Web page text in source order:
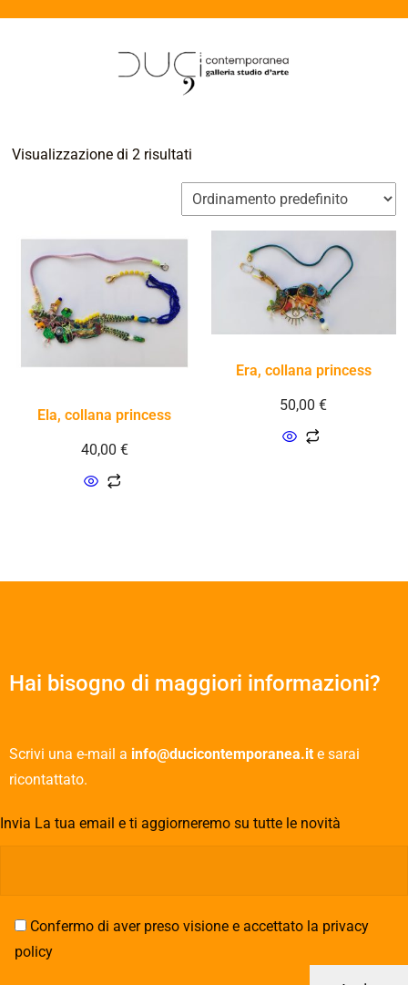
Visualizzazione di 2 risultati
Ela, collana princess
40,00 €
Era, collana princess
50,00€
Hai bisogno di maggiori informazioni?
Scrivi una e-mail a info@ducicontemporanea.it e sarai
ricontattato.
Invia La tua email e ti aggiorneremo su tutte le novità
Confermo di aver preso visione e accettato la privacy
policy